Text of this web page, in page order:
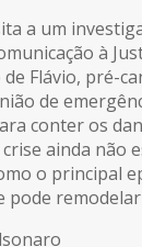
a um
à
Flávio, pré-
de
conter os
ainda não
o principal
pode